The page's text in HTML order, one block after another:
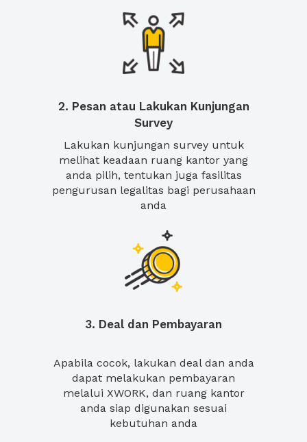
2. Pesan atau Lakukan Kunjungan
Survey
Lakukan kunjungan survey untuk
melihat keadaan ruang kantor yang
anda pilih, tentukan juga fasilitas
pengurusan legalitas bagi perusahaan
anda
3. Deal dan Pembayaran
Apabila cocok, lakukan deal dan anda
dapat melakukan pembayaran
melalui XWORK, dan ruang kantor
anda siap digunakan sesuai
kebutuhan anda